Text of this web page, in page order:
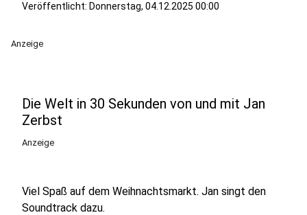
Veröffentlicht: Donnerstag, 04.12.2025 00:00
Anzeige
Die Welt in 30 Sekunden von und mit Jan
Zerbst
Anzeige
Viel Spaß auf dem Weihnachtsmarkt. Jan singt den
Soundtrack dazu.